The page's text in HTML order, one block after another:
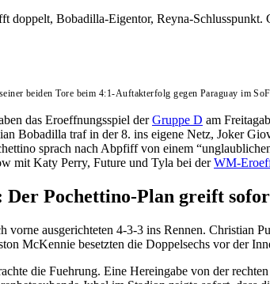
Bobadilla-Eigentor, Reyna-Schlusspunkt.
beiden Tore beim 4:1-Auftakterfolg gegen Paraguay im
das Eroeffnungsspiel derGruppe D am
Bobadilla traf in der 8. ins eigene Netz, Joker
sprach nach Abpfiff von einem
mit Katy Perry, Future und Tyla bei derWM-
Pochettino-Plan greift
vorne ausgerichteten 4-3-3 ins Rennen. Christian
McKennie besetzten die Doppelsechs vor der
die Fuehrung. Eine Hereingabe von der